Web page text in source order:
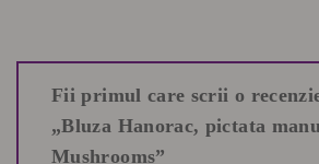
Fii primul care scrii o
„Bluza Hanorac, pictata
Mushrooms”